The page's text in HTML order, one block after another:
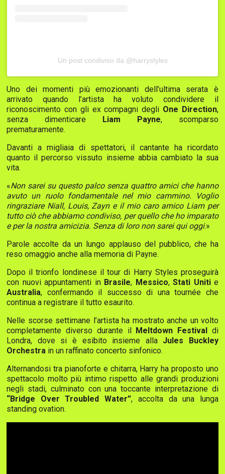
Un post condiviso da @harrystyles
Uno dei momenti più emozionanti dell’ultima serata è
arrivato quando l’artista ha voluto condividere il
riconoscimento con gli ex compagni degli One Direction,
senza dimenticare
Liam Payne, scomparso
prematuramente.
Davanti a migliaia di spettatori, il cantante ha ricordato
quanto il percorso vissuto insieme abbia cambiato la sua
vita.
«Non sarei su questo palco senza quattro amici che hanno
avuto un ruolo fondamentale nel mio cammino. Voglio
ringraziare Niall, Louis, Zayn e il mio caro amico Liam per
tutto ciò che abbiamo condiviso, per quello che ho imparato
e per la nostra amicizia. Senza di loro non sarei qui oggi.»
Parole accolte da un lungo applauso del pubblico, che ha
reso omaggio anche alla memoria di Payne.
Dopo il trionfo londinese il tour di Harry Styles proseguirà
con nuovi appuntamenti in Brasile, Messico, Stati Unitie
Australia, confermando il successo di una tournée che
continua a registrare il tutto esaurito.
Nelle scorse settimane l’artista ha mostrato anche un volto
completamente diverso durante il
Meltdown Festival
di
Londra, dove si è esibito insieme alla Jules Buckley
Orchestra in un raffinato concerto sinfonico.
Alternandosi tra pianoforte e chitarra, Harry ha proposto uno
spettacolo molto più intimo rispetto alle grandi produzioni
negli stadi, culminato con una toccante interpretazione di
“Bridge Over Troubled Water”, accolta da una lunga
standing ovation.